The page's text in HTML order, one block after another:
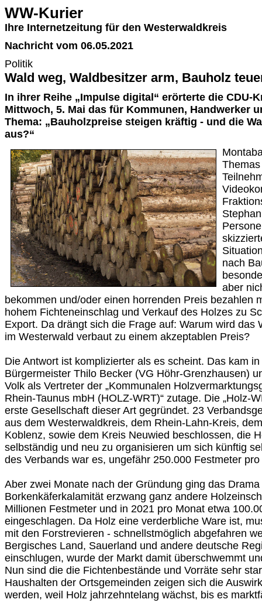
WW-Kurier
Ihre Internetzeitung für den Westerwaldkreis
Nachricht vom 06.05.2021
Politik
Wald weg, Waldbesitzer arm, Bauholz
In ihrer Reihe „Impulse digital“ erörterte die CDU-
Mittwoch, 5. Mai das für Kommunen, Handwerker
Thema: „Bauholzpreise steigen kräftig - und die
aus?“
nach
aber
bekommen und/oder einen horrenden Preis bezahlen
hohem Fichteneinschlag und Verkauf des Holzes zu
Export. Da drängt sich die Frage auf: Warum wird das
im Westerwald verbaut zu einem akzeptablen Preis?
Die Antwort ist komplizierter als es scheint. Das kam
Bürgermeister Thilo Becker (VG Höhr-Grenzhausen)
Volk als Vertreter der „Kommunalen
Rhein-Taunus mbH (HOLZ-WRT)“ zutage. Die „Holz-
erste Gesellschaft dieser Art gegründet. 23
aus dem Westerwaldkreis, dem Rhein-Lahn-Kreis,
Koblenz, sowie dem Kreis Neuwied beschlossen, die
selbständig und neu zu organisieren um sich künftig
des Verbands war es, ungefähr 250.000 Festmeter
Aber zwei Monate nach der Gründung ging das
Borkenkäferkalamität erzwang ganz andere
Millionen Festmeter und in 2021 pro Monat etwa
eingeschlagen. Da Holz eine verderbliche Ware ist,
mit den Forstrevieren - schnellstmöglich abgefahren
Bergisches Land, Sauerland und andere deutsche
einschlugen, wurde der Markt damit überschwemmt
Nun sind die die Fichtenbestände und Vorräte sehr
Haushalten der Ortsgemeinden zeigen sich die
werden, weil Holz jahrzehntelang wächst, bis es